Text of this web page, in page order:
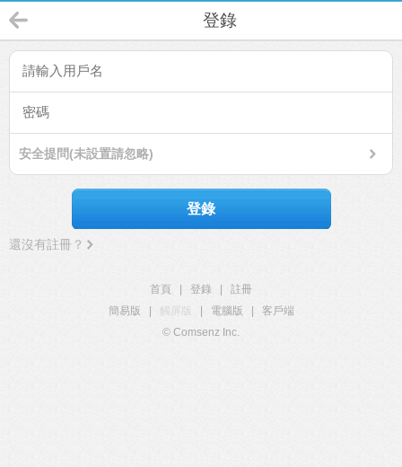
登錄
安全提問(未設置請忽略)
登錄
還沒有註冊？
首頁 登錄
註冊
簡易版
觸屏版 電腦版
客戶端
© Comsenz Inc.